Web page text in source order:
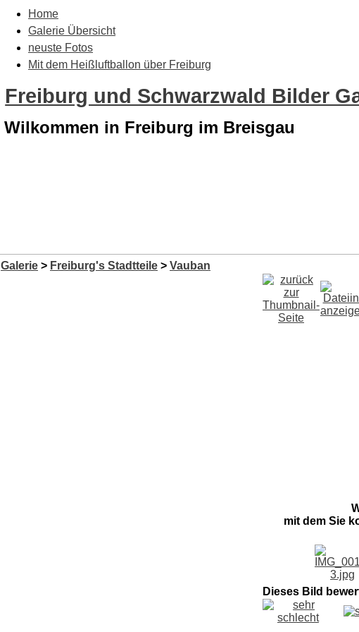
Home
Galerie Übersicht
neuste Fotos
Mit dem Heißluftballon über Freiburg
Freiburg und Schwarzwald Bilder
Wilkommen in Freiburg im Breisgau
Galerie > Freiburg's Stadtteile > Vauban
mit dem Sie
Dieses Bild